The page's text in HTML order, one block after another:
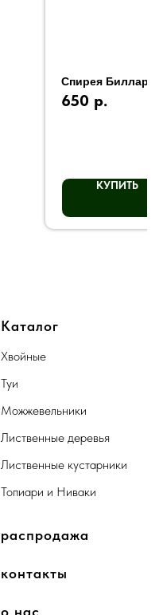
Спирея Билларда
650 р.
КУПИТЬ
Каталог
Хвойные
Туи
Можжевельники
Лиственные деревья
Лиственные кустарники
Топиари и Ниваки
распродажа
контакты
о нас